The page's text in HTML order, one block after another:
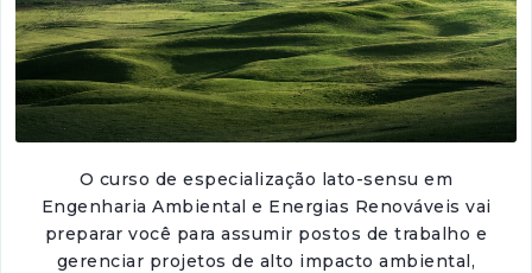
O curso de especialização lato-sensu em
Engenharia Ambiental e Energias Renováveis vai
preparar você para assumir postos de trabalho e
gerenciar projetos de alto impacto ambiental,